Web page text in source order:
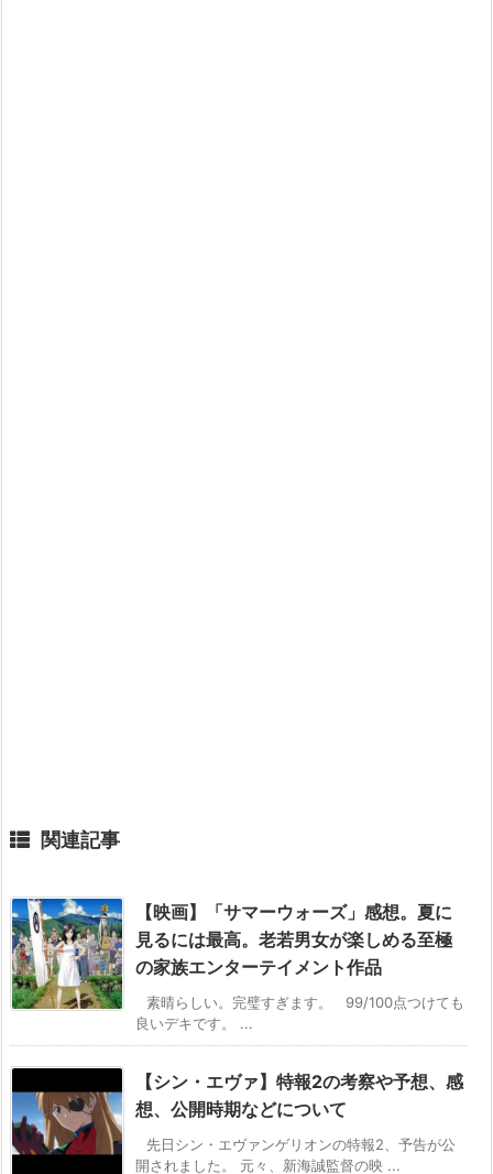
関連記事
【映画】「サマーウォーズ」感想。夏に
見るには最高。老若男女が楽しめる至極
の家族エンターテイメント作品
素晴らしい。完璧すぎます。 99/100点つけても
良いデキです。 ...
【シン・エヴァ】特報2の考察や予想、感
想、公開時期などについて
先日シン・エヴァンゲリオンの特報2、予告が公
開されました。 元々、新海誠監督の映 ...